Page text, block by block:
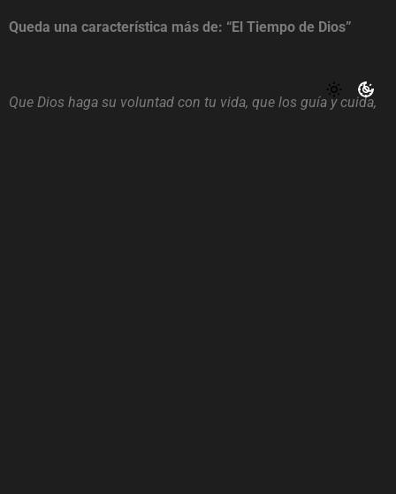
Queda una característica más de: “El Tiempo de Dios”
Que Dios haga su voluntad con tu vida, que los guía y cuida,